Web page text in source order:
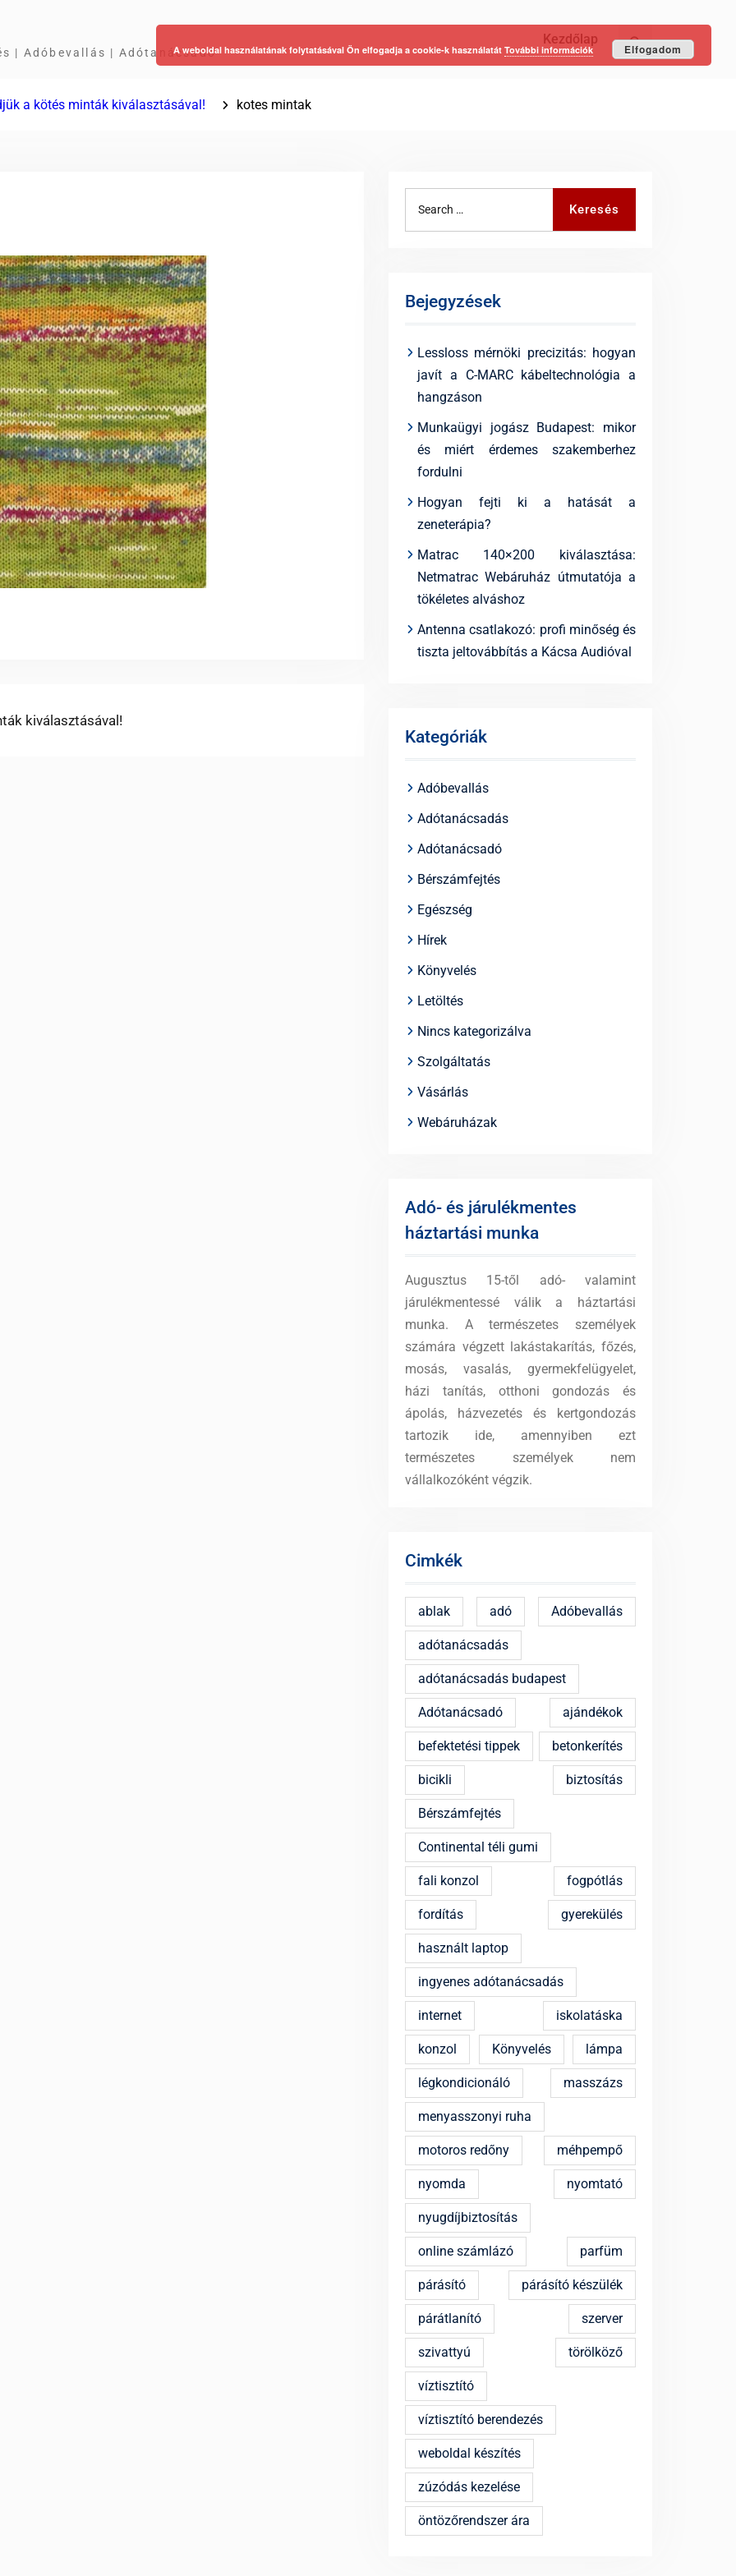
| Adóbevallás | Adótanácsadó
Kezdőlap Keresés
a kötés minták kiválasztásával! kotes mintak
kiválasztásával!
Keresés
Bejegyzések
Lessloss mérnöki precizitás: hogyan
javít a C-MARC kábeltechnológia a
hangzáson
Munkaügyi jogász Budapest: mikor
és miért érdemes szakemberhez
fordulni
Hogyan fejti ki a hatását a
zeneterápia?
Matrac 140×200 kiválasztása:
Netmatrac Webáruház útmutatója a
tökéletes alváshoz
Antenna csatlakozó: profi minőség és
tiszta jeltovábbítás a Kácsa Audióval
Kategóriák
Adóbevallás
Adótanácsadás
Adótanácsadó
Bérszámfejtés
Egészség
Hírek
Könyvelés
Letöltés
Nincs kategorizálva
Szolgáltatás
Vásárlás
Webáruházak
Adó- és járulékmentes
háztartási munka
Augusztus 15-től adó- valamint
járulékmentessé válik a háztartási
munka. A természetes személyek
számára végzett lakástakarítás, főzés,
mosás, vasalás, gyermekfelügyelet,
házi tanítás, otthoni gondozás és
ápolás, házvezetés és kertgondozás
tartozik ide, amennyiben ezt
természetes személyek nem
vállalkozóként végzik.
Cimkék
ablak adó Adóbevallás
adótanácsadás
adótanácsadás budapest
Adótanácsadó ajándékok
befektetési tippek betonkerítés
bicikli biztosítás
Bérszámfejtés
Continental téli gumi
fali konzol fogpótlás
fordítás gyerekülés
használt laptop
ingyenes adótanácsadás
internet iskolatáska
konzol Könyvelés lámpa
légkondicionáló masszázs
menyasszonyi ruha
motoros redőny méhpempő
nyomda nyomtató
nyugdíjbiztosítás
online számlázó parfüm
párásító párásító készülék
párátlanító szerver
szivattyú törölköző
víztisztító
víztisztító berendezés
weboldal készítés
zúzódás kezelése
öntözőrendszer ára
A weboldal használatának folytatásával Ön elfogadja a cookie-k használatát További információk Elfogadom